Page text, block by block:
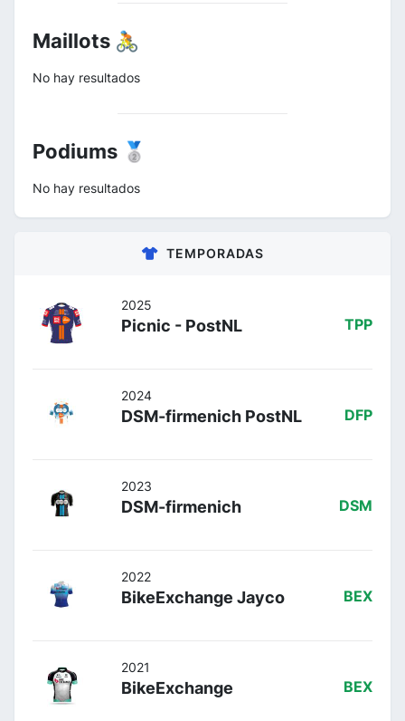
Maillots 🚴
No hay resultados
Podiums 🥈
No hay resultados
TEMPORADAS
2025
Picnic - PostNL TPP
2024
DSM-firmenich PostNL DFP
2023
DSM-firmenich DSM
2022
BikeExchange Jayco BEX
2021
BikeExchange BEX